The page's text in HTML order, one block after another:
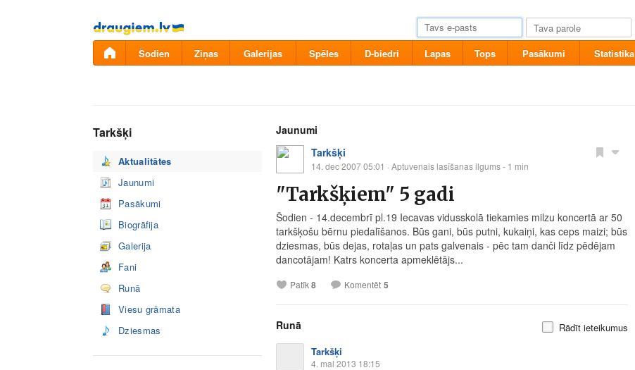
Pāriet
uz
saturu
Šodien Ziņas Galerijas Spēles D-biedri Lapas Tops Pasākumi Statistika
Tarkšķi
Aktualitātes
Jaunumi
Pasākumi
Biogrāfija
Galerija
Fani
Runā
Viesu grāmata
Dziesmas
Jaunumi
Tarkšķi
14. dec 2007 05:01 · Aptuvenais lasīšanas ilgums - 1 min
"Tarkšķiem" 5 gadi
Šodien - 14.decembrī pl.19 Iecavas vidusskolā tiekamies milzu koncertā ar 50
tarkšķošu bērnu piedalīšanos. Būs gani, būs putni, kukaiņi, kas ceps maizi; būs
dziesmas, būs dejas, rotaļas un pats galvenais - pēc tam danči līdz pēdējam
dancotājam! Katrs koncerta apmeklētājs...
Patīk8 Komentēt 5
Runā
Rādīt ieteikumus
Tarkšķi
4. mai 2013 18:15